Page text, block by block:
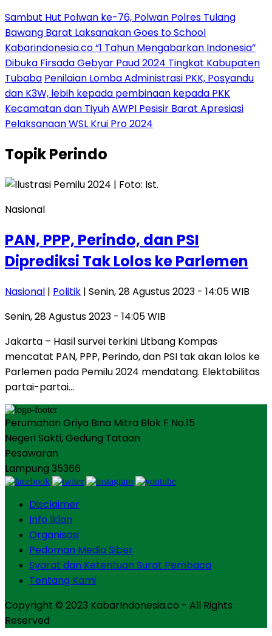
Sambut Hut Polwan ke-76, Polwan Polres Tulang
Bawang Barat Laksanakan Goes to School
Kabarindonesia.co “1 Tahun Mengabarkan Indonesia”
Dibuka Firsada Gebyar Paud 2024 Tingkat Kabupaten
Tubaba Penilaian Lomba Administrasi PKK, Posyandu
dan K3W, lebih kepada pembinaan kepada PKK
Kecamatan dan TiyuhAWPI Pesisir Barat Apresiasi
Pelaksanaan WSL Krui Pro 2024
TopikPerindo
Nasional
PAN, PPP, Perindo, dan PSI
Diprediksi Tak Lolos ke Parlemen
Nasional | Politik | Senin, 28 Agustus 2023 - 14:05 WIB
Senin, 28 Agustus 2023 - 14:05 WIB
Jakarta – Hasil survei terkini Litbang Kompas
mencatat PAN, PPP, Perindo, dan PSI tak akan lolos ke
Parlemen pada Pemilu 2024 mendatang. Elektabilitas
partai-partai…
Perumahan Griya Bina Mitra Blok F No.15
Negeri Sakti, Gedung Tataan
Pesawaran
Lampung 35366
Disclaimer
Info Iklan
Organisasi
Pedoman Media Siber
Syarat dan Ketentuan Surat Pembaca
Tentang Kami
Copyright © 2023 KabarIndonesia.co - All Rights
Reserved